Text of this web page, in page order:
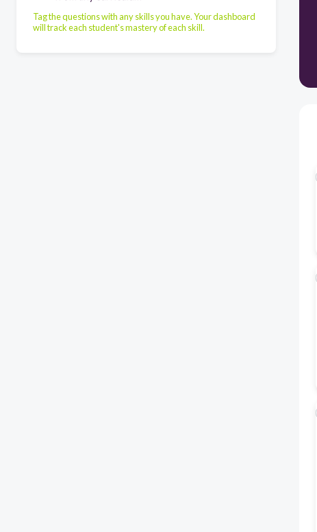
Tag the questions with any skills you have. Your dashboard
will track each student's mastery of each skill.